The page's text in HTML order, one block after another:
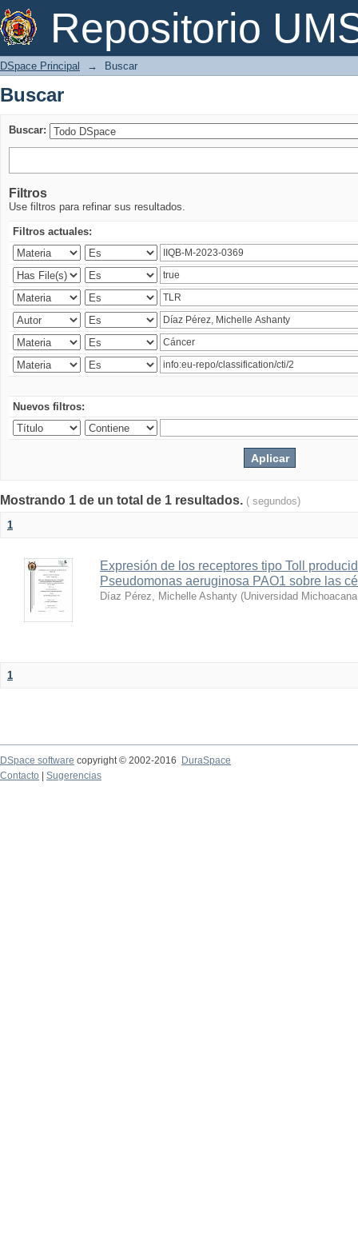
Repositorio
Buscar
DSpace Principal → Buscar
Buscar
Buscar:
Filtros
Use filtros para refinar sus resultados.
Filtros actuales:
Nuevos filtros:
Mostrando 1 de un total de 1 resultados. ( segundos)
1
Expresión de los receptores tipo Toll
Pseudomonas aeruginosa PAO1 sobre las
Díaz Pérez, Michelle Ashanty (Universidad
1
DSpace software copyright © 2002-2016
DuraSpace
Contacto
Sugerencias